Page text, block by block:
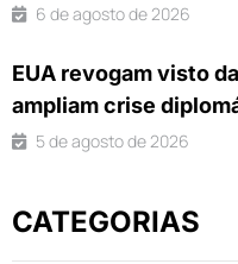
6 de agosto de 2026
EUA revogam visto
ampliam crise
5 de agosto de 2026
CATEGORIAS